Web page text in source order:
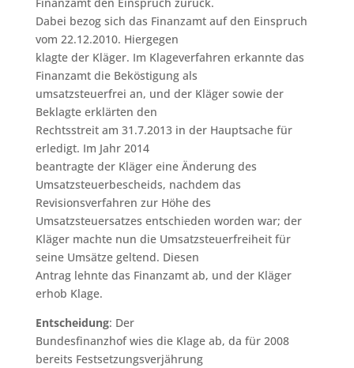
Dabei bezog sich das Finanzamt auf den Einspruch
vom 22.12.2010. Hiergegen
klagte der Kläger. Im Klageverfahren erkannte das
Finanzamt die Beköstigung als
umsatzsteuerfrei an, und der Kläger sowie der
Beklagte erklärten den
Rechtsstreit am 31.7.2013 in der Hauptsache für
erledigt. Im Jahr 2014
beantragte der Kläger eine Änderung des
Umsatzsteuerbescheids, nachdem das
Revisionsverfahren zur Höhe des
Umsatzsteuersatzes entschieden worden war; der
Kläger machte nun die Umsatzsteuerfreiheit für
seine Umsätze geltend. Diesen
Antrag lehnte das Finanzamt ab, und der Kläger
erhob Klage.
Entscheidung: Der
Bundesfinanzhof wies die Klage ab, da für 2008
bereits Festsetzungsverjährung